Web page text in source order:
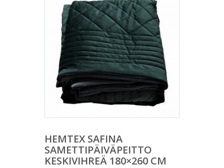
HEMTEX SAFINA
SAMETTIPÄIVÄPEITTO
KESKIVIHREÄ 180×260 CM